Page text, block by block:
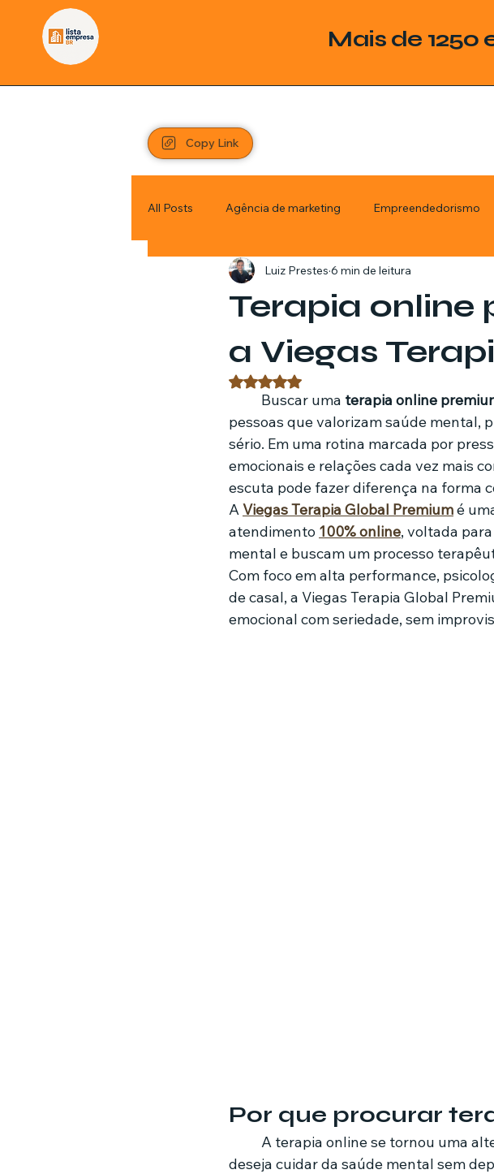
Mais de
Copy Link
All Posts Agência de marketing Empreendedorismo
Pordutos Saúde Sem categoria
Economia
Estratégias de marketing Filmes e séries
Jardinagem Clínica Nutricionista
Terapia online
a Viegas
Luiz Prestes 6 min de leitura
Avaliado com NaN de 5 estrelas.
	Buscar uma
terapia online
pessoas que valorizam saúde mental,
sério. Em uma rotina marcada por
emocionais e relações cada vez mais
escuta pode fazer diferença na forma
A Viegas Terapia Global Premium é
atendimento 100% online, voltada
mental e buscam um processo
Com foco em alta performance,
de casal, a Viegas Terapia Global
emocional com seriedade, sem
Por que procurar
deseja cuidar da saúde mental sem